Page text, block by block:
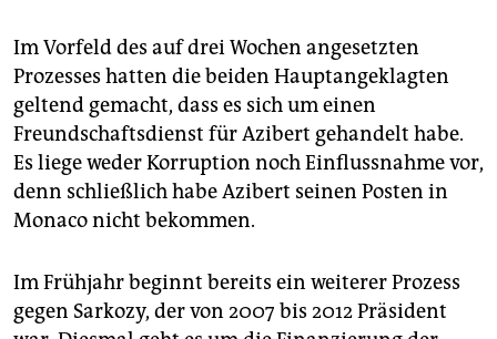
Im Vorfeld des auf drei Wochen angesetzten
Prozesses hatten die beiden Hauptangeklagten
geltend gemacht, dass es sich um einen
Freundschaftsdienst für Azibert gehandelt habe.
Es liege weder Korruption noch Einflussnahme vor,
denn schließlich habe Azibert seinen Posten in
Monaco nicht bekommen.
Im Frühjahr beginnt bereits ein weiterer Prozess
gegen Sarkozy, der von 2007 bis 2012 Präsident